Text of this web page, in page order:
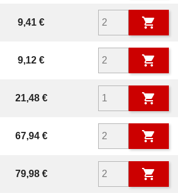
Prix
9,41 € 
Prix
9,12 € 
Prix
21,48 € 
Prix
67,94 € 
Prix
79,98 € 